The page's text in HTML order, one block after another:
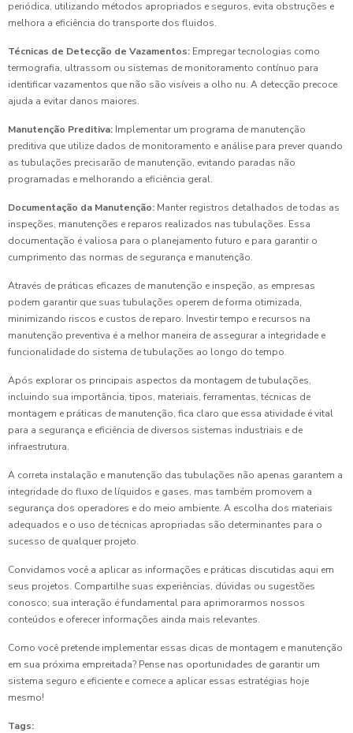
periódica, utilizando métodos apropriados e seguros, evita obstruções e
melhora a eficiência do transporte dos fluidos.
Técnicas de Detecção de Vazamentos: Empregar tecnologias como
termografia, ultrassom ou sistemas de monitoramento contínuo para
identificar vazamentos que não são visíveis a olho nu. A detecção precoce
ajuda a evitar danos maiores.
Manutenção Preditiva: Implementar um programa de manutenção
preditiva que utilize dados de monitoramento e análise para prever quando
as tubulações precisarão de manutenção, evitando paradas não
programadas e melhorando a eficiência geral.
Documentação da Manutenção: Manter registros detalhados de todas as
inspeções, manutenções e reparos realizados nas tubulações. Essa
documentação é valiosa para o planejamento futuro e para garantir o
cumprimento das normas de segurança e manutenção.
Através de práticas eficazes de manutenção e inspeção, as empresas
podem garantir que suas tubulações operem de forma otimizada,
minimizando riscos e custos de reparo. Investir tempo e recursos na
manutenção preventiva é a melhor maneira de assegurar a integridade e
funcionalidade do sistema de tubulações ao longo do tempo.
Após explorar os principais aspectos da montagem de tubulações,
incluindo sua importância, tipos, materiais, ferramentas, técnicas de
montagem e práticas de manutenção, fica claro que essa atividade é vital
para a segurança e eficiência de diversos sistemas industriais e de
infraestrutura.
A correta instalação e manutenção das tubulações não apenas garantem a
integridade do fluxo de líquidos e gases, mas também promovem a
segurança dos operadores e do meio ambiente. A escolha dos materiais
adequados e o uso de técnicas apropriadas são determinantes para o
sucesso de qualquer projeto.
Convidamos você a aplicar as informações e práticas discutidas aqui em
seus projetos. Compartilhe suas experiências, dúvidas ou sugestões
conosco; sua interação é fundamental para aprimorarmos nossos
conteúdos e oferecer informações ainda mais relevantes.
Como você pretende implementar essas dicas de montagem e manutenção
em sua próxima empreitada? Pense nas oportunidades de garantir um
sistema seguro e eficiente e comece a aplicar essas estratégias hoje
mesmo!
Tags: